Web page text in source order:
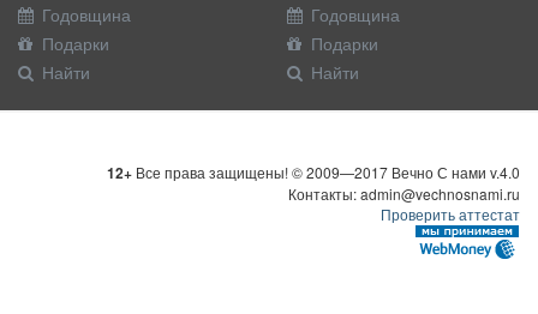
Годовщина
Подарки
Найти
Годовщина
Подарки
Найти
12+ Все права защищены! © 2009—2017 Вечно С нами v.4.0
Контакты: admin@vechnosnami.ru
Проверить аттестат